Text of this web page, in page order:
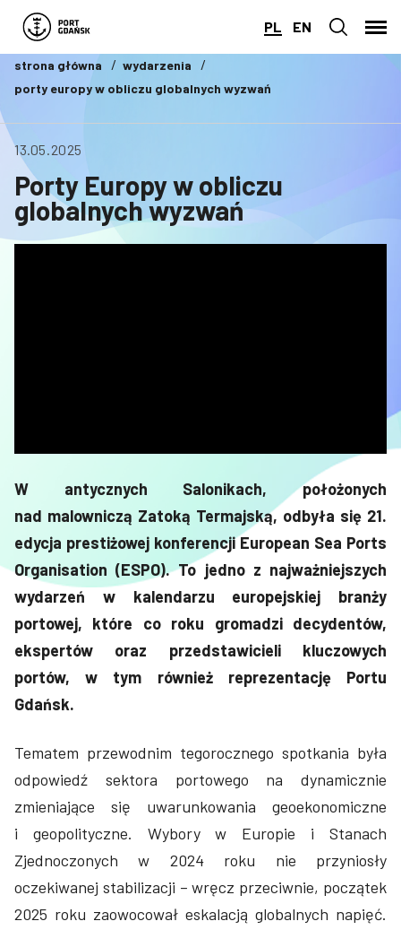
PL EN
strona główna
wydarzenia
porty europy w obliczu globalnych wyzwań
13.05.2025
Porty Europy w obliczu
globalnych wyzwań
W antycznych Salonikach, położonych
nad malowniczą Zatoką Termajską, odbyła się 21.
edycja prestiżowej konferencji European Sea Ports
Organisation (ESPO). To jedno z najważniejszych
wydarzeń w kalendarzu europejskiej branży
portowej, które co roku gromadzi decydentów,
ekspertów oraz przedstawicieli kluczowych
portów, w tym również reprezentację Portu
Gdańsk.
Tematem przewodnim tegorocznego spotkania była
odpowiedź sektora portowego na dynamicznie
zmieniające się uwarunkowania geoekonomiczne
i geopolityczne. Wybory w Europie i Stanach
Zjednoczonych w 2024 roku nie przyniosły
oczekiwanej stabilizacji – wręcz przeciwnie, początek
2025 roku zaowocował eskalacją globalnych napięć.